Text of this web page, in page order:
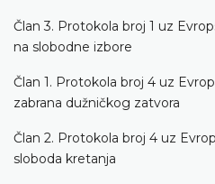
Član 3. Protokola broj 1 uz
na slobodne izbore
Član 1. Protokola broj 4 uz
zabrana dužničkog zatvora
Član 2. Protokola broj 4 uz
sloboda kretanja